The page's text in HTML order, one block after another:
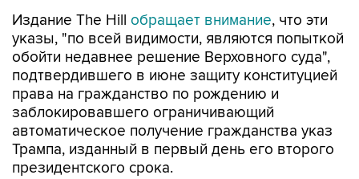
Издание The Hill обращает внимание, что эти
указы, "по всей видимости, являются попыткой
обойти недавнее решение Верховного суда",
подтвердившего в июне защиту конституцией
права на гражданство по рождению и
заблокировавшего ограничивающий
автоматическое получение гражданства указ
Трампа, изданный в первый день его второго
президентского срока.